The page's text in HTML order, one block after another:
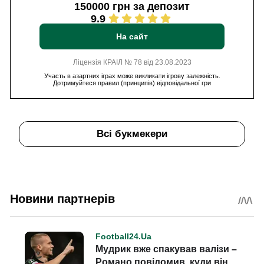
150000 грн за депозит
9.9
На сайт
Ліцензія КРАІЛ № 78 від 23.08.2023
Участь в азартних іграх може викликати ігрову залежність.
Дотримуйтеся правил (принципів) відповідальної гри
Всі букмекери